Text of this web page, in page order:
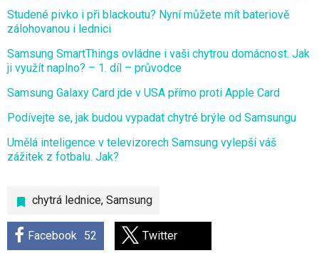
chytrá lednice, Samsung
Facebook 52 Twitter
Studené pivko i při blackoutu? Nyní můžete mít bateriově
zálohovanou i lednici
Samsung SmartThings ovládne i vaši chytrou domácnost. Jak
ji využít naplno? – 1. díl – průvodce
Samsung Galaxy Card jde v USA přímo proti Apple Card
Podívejte se, jak budou vypadat chytré brýle od Samsungu
Umělá inteligence v televizorech Samsung vylepší váš
zážitek z fotbalu. Jak?